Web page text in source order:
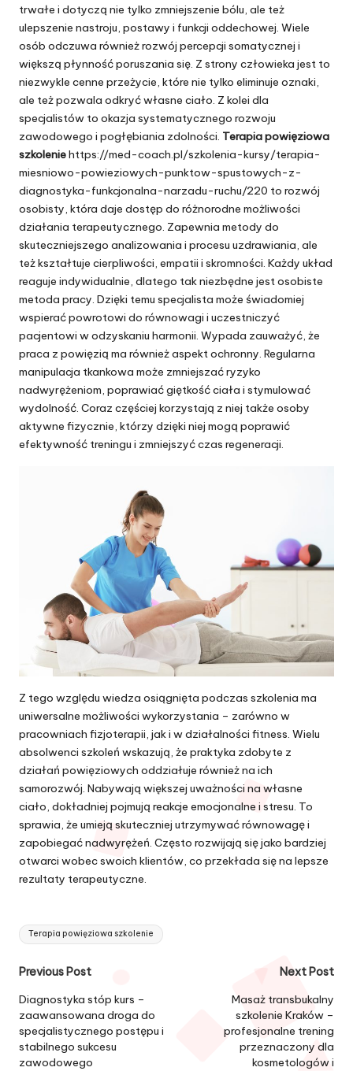
trwałe i dotyczą nie tylko zmniejszenie bólu, ale też
ulepszenie nastroju, postawy i funkcji oddechowej. Wiele
osób odczuwa również rozwój percepcji somatycznej i
większą płynność poruszania się. Z strony człowieka jest to
niezwykle cenne przeżycie, które nie tylko eliminuje oznaki,
ale też pozwala odkryć własne ciało. Z kolei dla
specjalistów to okazja systematycznego rozwoju
zawodowego i pogłębiania zdolności. Terapia powięziowa
szkoleniehttps://med-coach.pl/szkolenia-kursy/terapia-
miesniowo-powieziowych-punktow-spustowych-z-
diagnostyka-funkcjonalna-narzadu-ruchu/220 to rozwój
osobisty, która daje dostęp do różnorodne możliwości
działania terapeutycznego. Zapewnia metody do
skuteczniejszego analizowania i procesu uzdrawiania, ale
też kształtuje cierpliwości, empatii i skromności. Każdy układ
reaguje indywidualnie, dlatego tak niezbędne jest osobiste
metoda pracy. Dzięki temu specjalista może świadomiej
wspierać powrotowi do równowagi i uczestniczyć
pacjentowi w odzyskaniu harmonii. Wypada zauważyć, że
praca z powięzią ma również aspekt ochronny. Regularna
manipulacja tkankowa może zmniejszać ryzyko
nadwyrężeniom, poprawiać giętkość ciała i stymulować
wydolność. Coraz częściej korzystają z niej także osoby
aktywne fizycznie, którzy dzięki niej mogą poprawić
efektywność treningu i zmniejszyć czas regeneracji.
Z tego względu wiedza osiągnięta podczas szkolenia ma
uniwersalne możliwości wykorzystania – zarówno w
pracowniach fizjoterapii, jak i w działalności fitness. Wielu
absolwenci szkoleń wskazują, że praktyka zdobyte z
działań powięziowych oddziałuje również na ich
samorozwój. Nabywają większej uważności na własne
ciało, dokładniej pojmują reakcje emocjonalne i stresu. To
sprawia, że umieją skuteczniej utrzymywać równowagę i
zapobiegać nadwyrężeń. Często rozwijają się jako bardziej
otwarci wobec swoich klientów, co przekłada się na lepsze
rezultaty terapeutyczne.
Tags:
Terapia powięziowa szkolenie
Post
navigation
Previous Post
Diagnostyka stóp kurs –
zaawansowana droga do
specjalistycznego postępu i
stabilnego sukcesu
zawodowego
Next Post
Masaż transbukalny
szkolenie Kraków –
profesjonalne trening
przeznaczony dla
kosmetologów i